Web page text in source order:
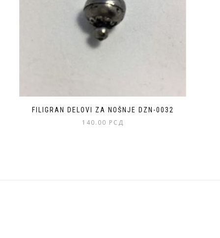
FILIGRAN DELOVI ZA NOŠNJE DZN-0032
140.00 РСД